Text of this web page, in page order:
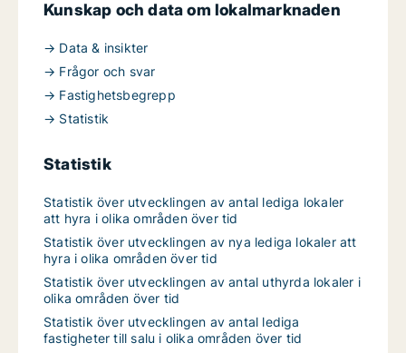
Kunskap och data om lokalmarknaden
→ Data & insikter
→ Frågor och svar
→ Fastighetsbegrepp
→ Statistik
Statistik
Statistik över utvecklingen av antal lediga lokaler
att hyra i olika områden över tid
Statistik över utvecklingen av nya lediga lokaler att
hyra i olika områden över tid
Statistik över utvecklingen av antal uthyrda lokaler i
olika områden över tid
Statistik över utvecklingen av antal lediga
fastigheter till salu i olika områden över tid